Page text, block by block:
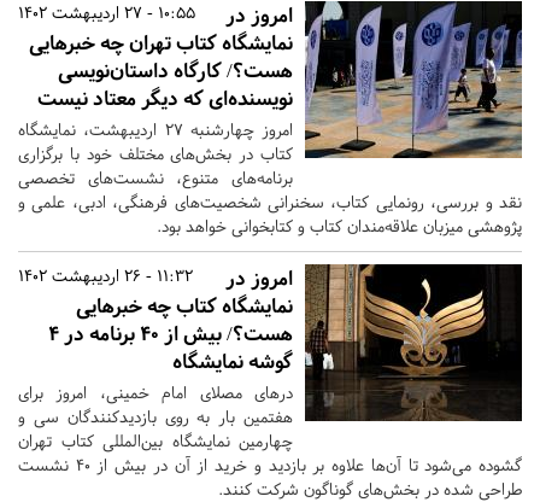
10:55 - 27 اردیبهشت 1402
امروز در
نمایشگاه کتاب تهران چه خبرهایی
هست؟/ کارگاه داستان‌نویسی
نویسنده‌ای که دیگر معتاد نیست
امروز چهارشنبه 27 اردیبهشت‌، نمایشگاه
کتاب در بخش‌های مختلف خود با برگزاری
برنامه‌های متنوع، نشست‌های تخصصی
نقد و بررسی، رونمایی کتاب، سخنرانی شخصیت‌های فرهنگی، ادبی، علمی و
پژوهشی میزبان علاقه‌مندان کتاب و کتابخوانی خواهد بود.
11:32 - 26 اردیبهشت 1402
امروز در
نمایشگاه کتاب چه خبرهایی
هست؟/ بیش از 40 برنامه در 4
گوشه نمایشگاه
درهای مصلای امام خمینی، امروز برای
هفتمین بار به روی بازدیدکنندگان سی و
چهارمین نمایشگاه بین‌المللی کتاب تهران
گشوده می‌شود تا آن‌ها علاوه بر بازدید و خرید از آن در بیش از 40 نشست
طراحی شده در بخش‌های گوناگون شرکت کنند.